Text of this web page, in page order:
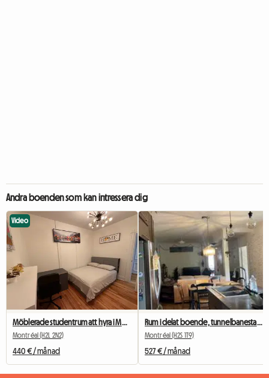
Andra boenden som kan intressera dig
Video
Montréal (H2L 2N2)
440 € / månad
Montréal (H2S 1T9)
527 € / månad